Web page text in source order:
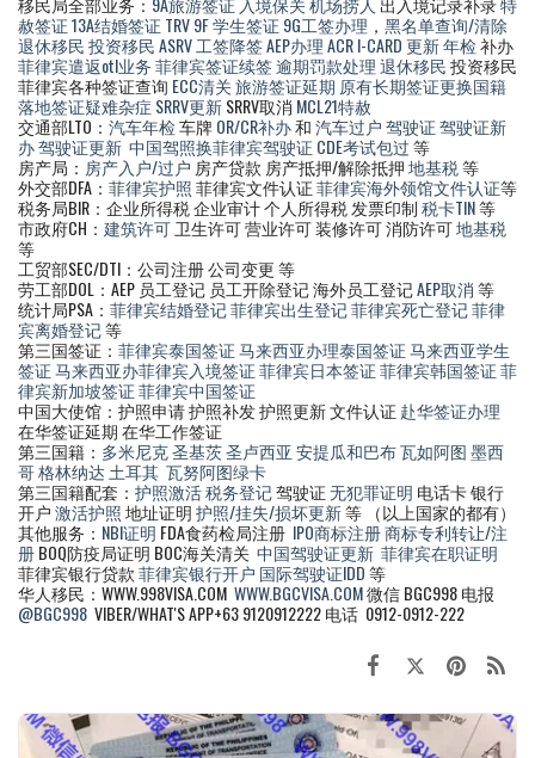
赦签证13A结婚签证 TRV9F 学生签证 9G工签办理 ， 黑名单查询/清除
退休移民投资移民ASRV工签降签AEP办理ACR I-CARD 更新年检补办
菲律宾遣返otl业务菲律宾签证续签逾期罚款处理退休移民投资移民
菲律宾各种签证查询 ECC清关旅游签证延期 原有长期签证更换国籍
落地签证疑难杂症 SRRV更新SRRV取消 MCL21特赦
交通部LTO： 汽车年检车牌OR/CR补办和汽车过户驾驶证驾驶证新
办驾驶证更新 中国驾照换菲律宾驾驶证 CDE考试包过等
房产局： 房产入户/过户 房产贷款 房产抵押/解除抵押地基税等
外交部DFA： 菲律宾护照菲律宾文件认证菲律宾海外领馆文件认证等
税务局BIR：企业所得税 企业审计 个人所得税 发票印制税卡TIN等
市政府CH： 建筑许可卫生许可 营业许可 装修许可 消防许可地基税
等
工贸部SEC/DTI：公司注册 公司变更 等
劳工部DOL：AEP 员工登记 员工开除登记 海外员工登记AEP取消等
统计局PSA： 菲律宾结婚登记菲律宾出生登记菲律宾死亡登记菲律
宾离婚登记等
第三国签证： 菲律宾泰国签证马来西亚办理泰国签证马来西亚学生
签证马来西亚办菲律宾入境签证菲律宾日本签证菲律宾韩国签证菲
律宾新加坡签证菲律宾中国签证
中国大使馆：护照申请 护照补发 护照更新 文件认证 赴华签证办理
在华签证延期 在华工作签证
第三国籍： 多米尼克圣基茨圣卢西亚安提瓜和巴布瓦如阿图墨西
哥格林纳达土耳其 瓦努阿图绿卡
第三国籍配套： 护照激活税务登记驾驶证无犯罪证明 电话卡 银行
开户激活护照地址证明护照/挂失/损坏更新等 （以上国家的都有）
其他服务： NBI证明 FDA食药检局注册 IPO商标注册商标专利转让/注
册BOQ防疫局证明 BOC海关清关 中国驾驶证更新 菲律宾在职证明
菲律宾银行贷款菲律宾银行开户 国际驾驶证IDD等
华人移民：WWW.998VISA.COM WWW.BGCVISA.COM微信 BGC998 电报
@BGC998 VIBER/WHAT'S APP+63 9120912222 电话 0912-0912-222